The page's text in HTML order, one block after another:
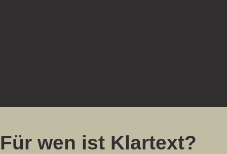
Für wen ist Klartext?